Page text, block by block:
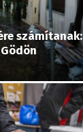
számítanak: